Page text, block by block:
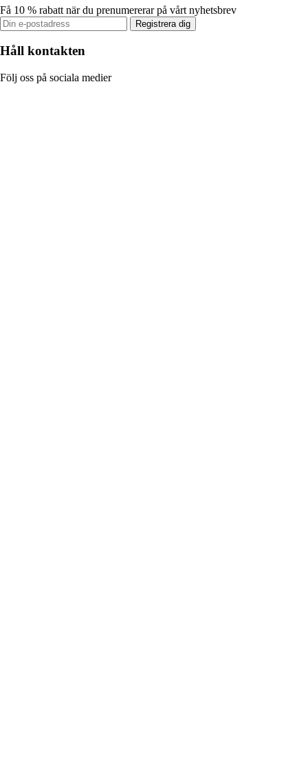
Få 10 % rabatt när du prenumererar på vårt nyhetsbrev
Registrera dig
Håll kontakten
Följ oss på sociala medier